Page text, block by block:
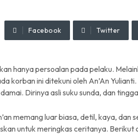
Facebook Twitter
hanya persoalan pada pelaku.
korban ini ditekuni oleh An’An
Dirinya asli suku sunda, dan
memang luar biasa, detil, kaya, dan
untuk meringkas ceritanya. Berikut